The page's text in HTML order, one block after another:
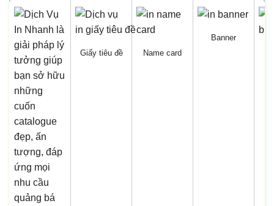
Giấy tiêu đề Name card
Banner